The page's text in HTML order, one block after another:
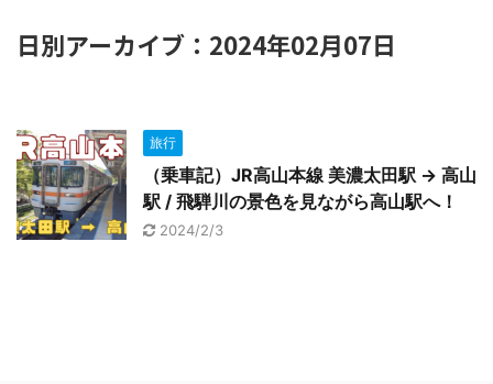
日別アーカイブ：2024年02月07日
旅行
（乗車記）JR高山本線 美濃太田駅 → 高山
駅 / 飛騨川の景色を見ながら高山駅へ！
2024/2/3